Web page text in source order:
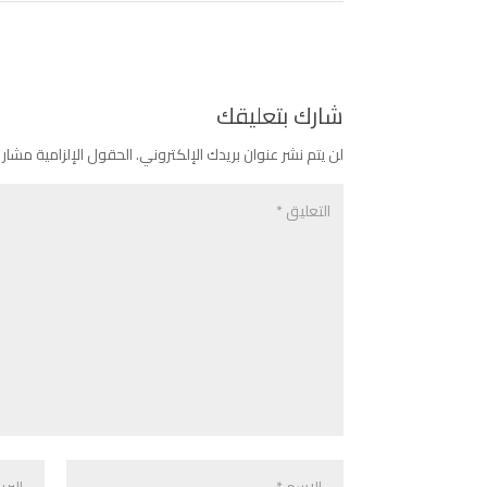
شارك بتعليقك
لن يتم نشر عنوان بريدك الإلكتروني.الحقول الإلزامية مشار